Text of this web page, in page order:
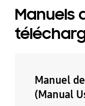
Manuels
Manuel
(Manual